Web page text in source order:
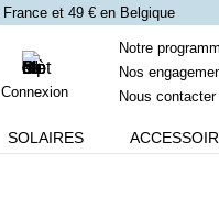
et 49 € en Belgique
Connexion
Notre
Nos
Nous contacter
SOLAIRES